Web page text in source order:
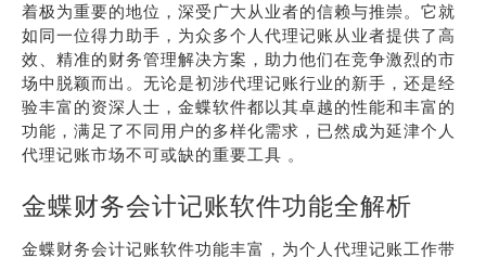
着极为重要的地位，深受广大从业者的信赖与推崇。它就
如同一位得力助手，为众多个人代理记账从业者提供了高
效、精准的财务管理解决方案，助力他们在竞争激烈的市
场中脱颖而出。无论是初涉代理记账行业的新手，还是经
验丰富的资深人士，金蝶软件都以其卓越的性能和丰富的
功能，满足了不同用户的多样化需求，已然成为延津个人
代理记账市场不可或缺的重要工具 。
金蝶财务会计记账软件功能全解析
金蝶财务会计记账软件功能丰富，为个人代理记账工作带